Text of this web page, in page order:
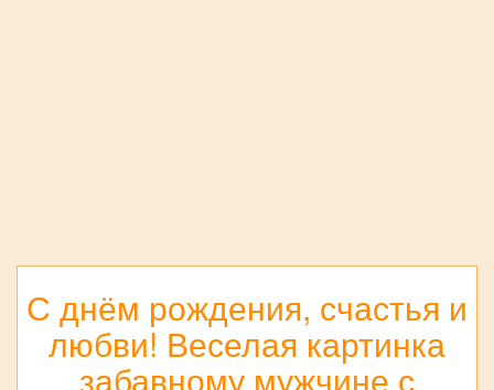
С днём рождения, счастья и
любви! Веселая картинка
забавному мужчине с